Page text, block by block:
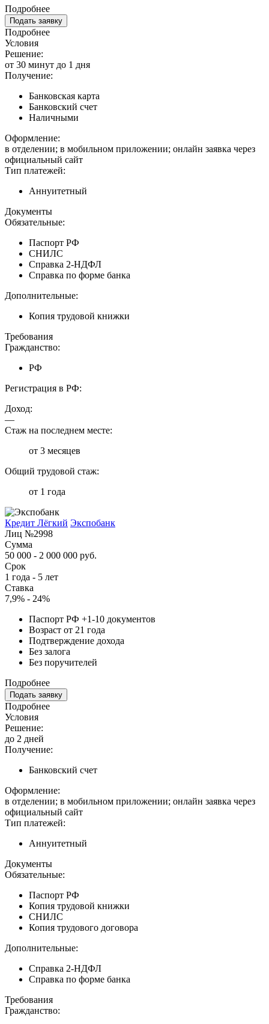
Подробнее
Подать заявку
Подробнее
Условия
Решение:
от 30 минут до 1 дня
Получение:
Банковская карта
Банковский счет
Наличными
Оформление:
в отделении; в мобильном приложении; онлайн заявка через
официальный сайт
Тип платежей:
Аннуитетный
Документы
Обязательные:
Паспорт РФ
СНИЛС
Справка 2-НДФЛ
Справка по форме банка
Дополнительные:
Копия трудовой книжки
Требования
Гражданство:
РФ
Регистрация в РФ:
Доход:
—
Стаж на последнем месте:
от 3 месяцев
Общий трудовой стаж:
от 1 года
Кредит Лёгкий Экспобанк
Лиц №2998
Сумма
50 000 - 2 000 000 руб.
Срок
1 года - 5 лет
Ставка
7,9% - 24%
Паспорт РФ +1-10 документов
Возраст от 21 года
Подтверждение дохода
Без залога
Без поручителей
Подробнее
Подать заявку
Подробнее
Условия
Решение:
до 2 дней
Получение:
Банковский счет
Оформление:
в отделении; в мобильном приложении; онлайн заявка через
официальный сайт
Тип платежей:
Аннуитетный
Документы
Обязательные:
Паспорт РФ
Копия трудовой книжки
СНИЛС
Копия трудового договора
Дополнительные:
Справка 2-НДФЛ
Справка по форме банка
Требования
Гражданство: